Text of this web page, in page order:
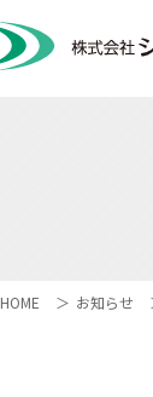
HOME お知らせ